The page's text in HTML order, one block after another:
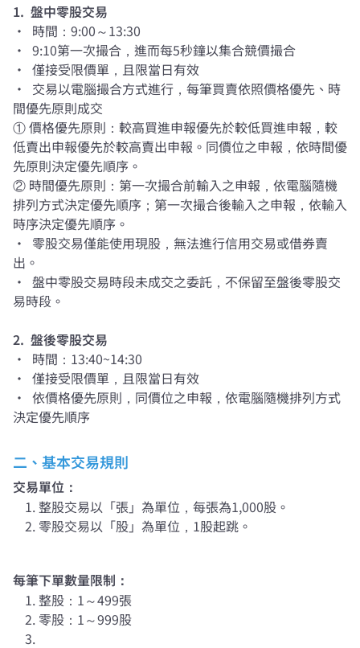
1. 盤中零股交易
• 時間：9:00～13:30
• 9:10第一次撮合，進而每5秒鐘以集合競價撮合
• 僅接受限價單，且限當日有效
• 交易以電腦撮合方式進行，每筆買賣依照價格優先、時
間優先原則成交
① 價格優先原則：較高買進申報優先於較低買進申報，較
低賣出申報優先於較高賣出申報。同價位之申報，依時間優
先原則決定優先順序。
② 時間優先原則：第一次撮合前輸入之申報，依電腦隨機
排列方式決定優先順序；第一次撮合後輸入之申報，依輸入
時序決定優先順序。
• 零股交易僅能使用現股，無法進行信用交易或借券賣
出。
• 盤中零股交易時段未成交之委託，不保留至盤後零股交
易時段。
2. 盤後零股交易
• 時間：13:40~14:30
• 僅接受限價單，且限當日有效
• 依價格優先原則，同價位之申報，依電腦隨機排列方式
決定優先順序
二、基本交易規則
交易單位：
整股交易以「張」為單位，每張為1,000股。
零股交易以「股」為單位，1股起跳。
每筆下單數量限制：
整股：1～499張
零股：1～999股